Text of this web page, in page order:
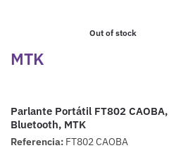
Out of stock
MTK
Parlante Portátil FT802 CAOBA,
Bluetooth, MTK
Referencia: FT802 CAOBA